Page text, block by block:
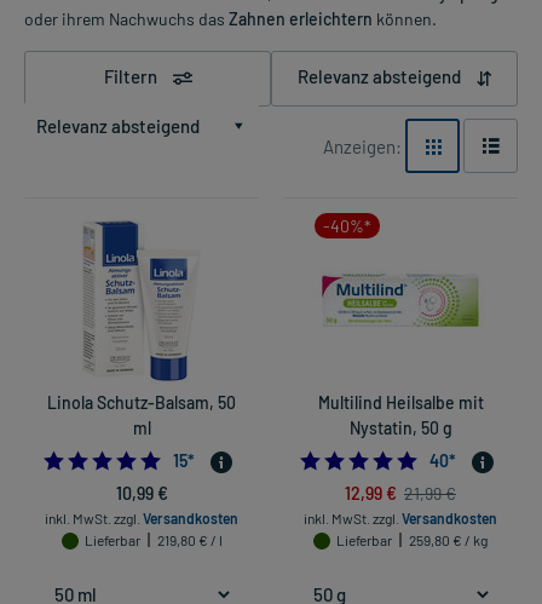
oder ihrem Nachwuchs das Zahnen erleichtern können.
Filtern Relevanz absteigend
Relevanz absteigend
Anzeigen:
Linola Schutz-Balsam, 50
ml
5.0
15*
10,99 €
inkl. MwSt. zzgl. Versandkosten
Lieferbar
219,80 € / l
-40%*
Multilind Heilsalbe mit
Nystatin, 50 g
4.9
40*
12,99 € 21,99 €
inkl. MwSt. zzgl. Versandkosten
Lieferbar
259,80 € / kg